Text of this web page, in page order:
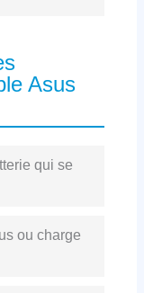
Asus
qui se
ou charge